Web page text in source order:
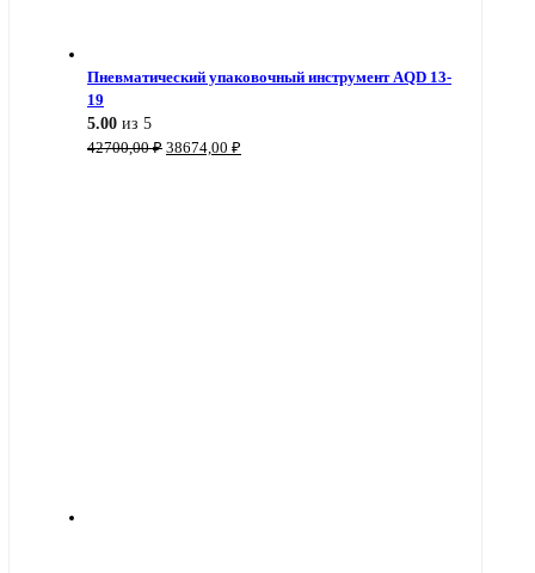
Пневматический упаковочный инструмент AQD 13-
19
5.00 из 5
42700,00₽ Первоначальная
38674,00 ₽